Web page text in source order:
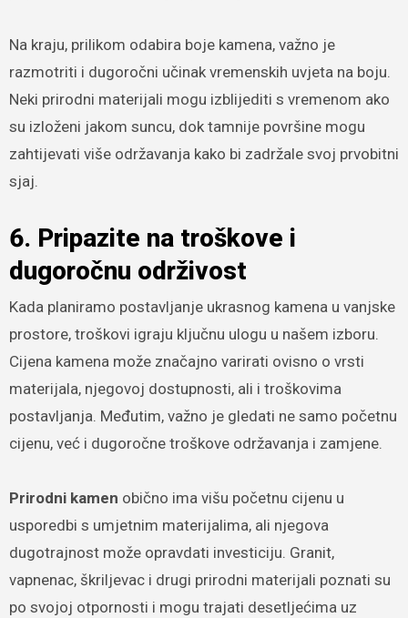
Na kraju, prilikom odabira boje kamena, važno je
razmotriti i dugoročni učinak vremenskih uvjeta na boju.
Neki prirodni materijali mogu izblijediti s vremenom ako
su izloženi jakom suncu, dok tamnije površine mogu
zahtijevati više održavanja kako bi zadržale svoj prvobitni
sjaj.
6. Pripazite na troškove i
dugoročnu održivost
Kada planiramo postavljanje ukrasnog kamena u vanjske
prostore, troškovi igraju ključnu ulogu u našem izboru.
Cijena kamena može značajno varirati ovisno o vrsti
materijala, njegovoj dostupnosti, ali i troškovima
postavljanja. Međutim, važno je gledati ne samo početnu
cijenu, već i dugoročne troškove održavanja i zamjene.
Prirodni kamen obično ima višu početnu cijenu u
usporedbi s umjetnim materijalima, ali njegova
dugotrajnost može opravdati investiciju. Granit,
vapnenac, škriljevac i drugi prirodni materijali poznati su
po svojoj otpornosti i mogu trajati desetljećima uz